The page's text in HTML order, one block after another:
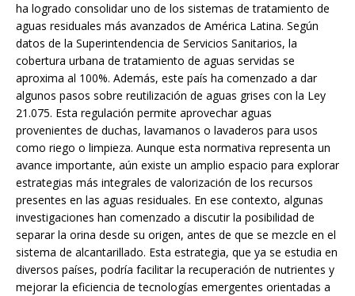
ha logrado consolidar uno de los sistemas de tratamiento de
aguas residuales más avanzados de América Latina. Según
datos de la Superintendencia de Servicios Sanitarios, la
cobertura urbana de tratamiento de aguas servidas se
aproxima al 100%. Además, este país ha comenzado a dar
algunos pasos sobre reutilización de aguas grises con la Ley
21.075. Esta regulación permite aprovechar aguas
provenientes de duchas, lavamanos o lavaderos para usos
como riego o limpieza. Aunque esta normativa representa un
avance importante, aún existe un amplio espacio para explorar
estrategias más integrales de valorización de los recursos
presentes en las aguas residuales. En ese contexto, algunas
investigaciones han comenzado a discutir la posibilidad de
separar la orina desde su origen, antes de que se mezcle en el
sistema de alcantarillado. Esta estrategia, que ya se estudia en
diversos países, podría facilitar la recuperación de nutrientes y
mejorar la eficiencia de tecnologías emergentes orientadas a